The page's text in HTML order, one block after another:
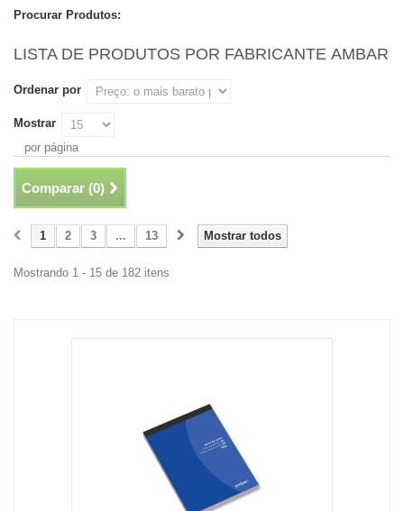
Procurar Produtos:
LISTA DE PRODUTOS POR FABRICANTE AMBAR
Ordenar por
Mostrar
por página
Comparar (0)
Mostrar todos
1 2 3 ... 13
Mostrando 1 - 15 de 182 itens